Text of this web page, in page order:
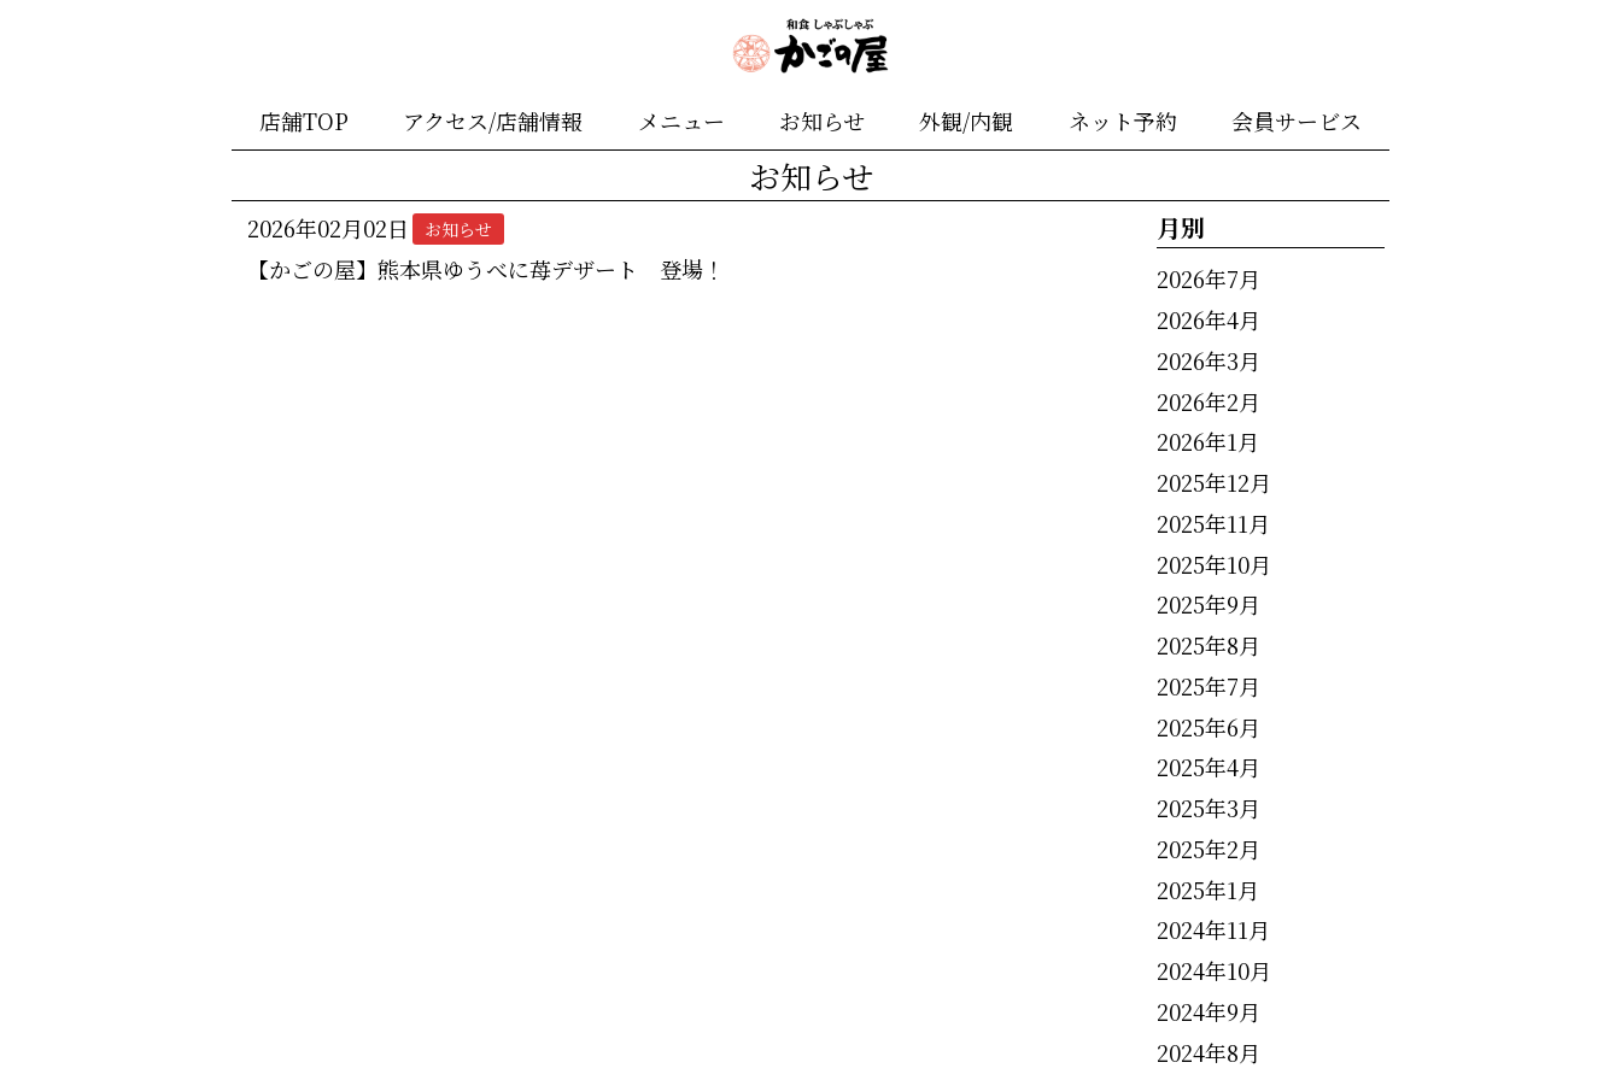
店舗TOP アクセス/店舗情報 メニュー お知らせ 外観/内観 ネット予約 会員サービス
お知らせ
2026年02月02日 お知らせ
【かごの屋】熊本県ゆうべに苺デザート 登場！
月別
2026年7月
2026年4月
2026年3月
2026年2月
2026年1月
2025年12月
2025年11月
2025年10月
2025年9月
2025年8月
2025年7月
2025年6月
2025年4月
2025年3月
2025年2月
2025年1月
2024年11月
2024年10月
2024年9月
2024年8月